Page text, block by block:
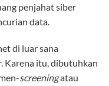
penjahat siber
data.
di luar sana
Karena itu, dibutuhkan
screeningatau